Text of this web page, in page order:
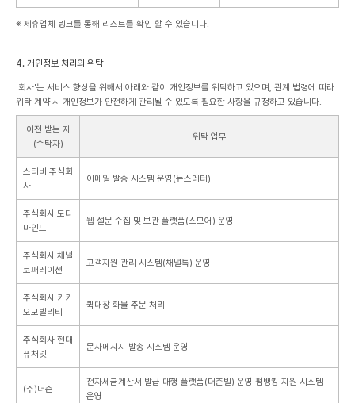
※ 제휴업체 링크를 통해 리스트를 확인 할 수 있습니다.
4. 개인정보 처리의 위탁
'회사'는 서비스 향상을 위해서 아래와 같이 개인정보를 위탁하고 있으며, 관계 법령에 따라
위탁 계약 시 개인정보가 안전하게 관리될 수 있도록 필요한 사항을 규정하고 있습니다.
이전 받는 자
(수탁자)
위탁 업무
스티비 주식회
사
이메일 발송 시스템 운영(뉴스레터)
주식회사 도다
마인드
웹 설문 수집 및 보관 플랫폼(스모어) 운영
주식회사 채널
코퍼레이션
고객지원 관리 시스템(채널톡) 운영
주식회사 카카
오모빌리티
퀵대장 화물 주문 처리
주식회사 현대
퓨처넷
문자메시지 발송 시스템 운영
(주)더즌
전자세금계산서 발급 대행 플랫폼(더즌빌) 운영 펌뱅킹 지원 시스템
운영